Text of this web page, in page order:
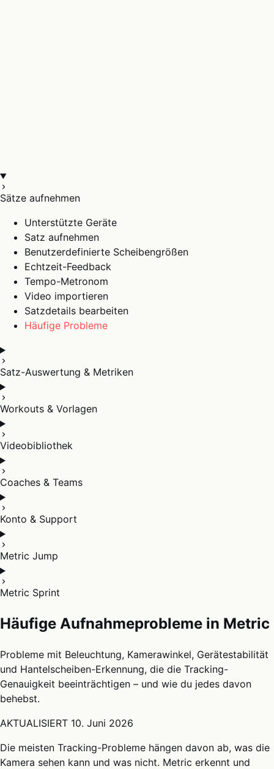
Sätze aufnehmen
Unterstützte Geräte
Satz aufnehmen
Benutzerdefinierte Scheibengrößen
Echtzeit-Feedback
Tempo-Metronom
Video importieren
Satzdetails bearbeiten
Häufige Probleme
Satz-Auswertung & Metriken
Workouts & Vorlagen
Videobibliothek
Coaches & Teams
Konto & Support
Metric Jump
Metric Sprint
Häufige Aufnahmeprobleme in Metric
Probleme mit Beleuchtung, Kamerawinkel, Gerätestabilität
und Hantelscheiben-Erkennung, die die Tracking-
Genauigkeit beeinträchtigen – und wie du jedes davon
behebst.
AKTUALISIERT 10. Juni 2026
Die meisten Tracking-Probleme hängen davon ab, was die
Kamera sehen kann und was nicht. Metric erkennt und